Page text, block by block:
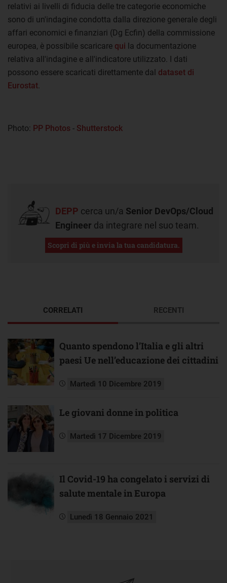
relativi ai livelli di fiducia delle tre categorie economiche
sono di un'indagine condotta dalla direzione generale degli
affari economici e finanziari (Dg Ecfin) della commissione
europea, è possibile scaricare qui la documentazione
relativa all'indagine e all'indicatore utilizzato. I dati
possono essere scaricati direttamente dal dataset di
Eurostat
Photo: PP Photos - Shutterstock
DEPP cerca un/a Senior DevOps/Cloud
Engineer da integrare nel suo team.
Scopri di più e invia la tua candidatura.
CORRELATI
Quanto spendono l’Italia e gli altri
paesi Ue nell’educazione dei cittadini
Martedì 10 Dicembre 2019
Le giovani donne in politica
Martedì 17 Dicembre 2019
Il Covid-19 ha congelato i servizi di
salute mentale in Europa
Lunedì 18 Gennaio 2021
RECENTI